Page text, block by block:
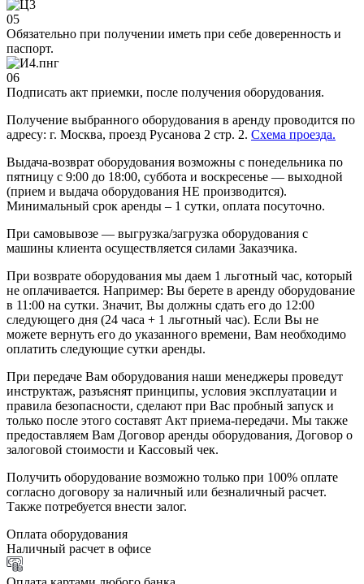
05
Обязательно при получении иметь при себе доверенность и
паспорт.
06
Подписать акт приемки, после получения оборудования.
Получение выбранного оборудования в аренду проводится по
адресу: г. Москва, проезд Русанова 2 стр. 2. Схема проезда.
Выдача-возврат оборудования возможны с понедельника по
пятницу с 9:00 до 18:00, суббота и воскресенье — выходной
(прием и выдача оборудования НЕ производится).
Минимальный срок аренды – 1 сутки, оплата посуточно.
При самовывозе — выгрузка/загрузка оборудования с
машины клиента осуществляется силами Заказчика.
При возврате оборудования мы даем 1 льготный час, который
не оплачивается. Например: Вы берете в аренду оборудование
в 11:00 на сутки. Значит, Вы должны сдать его до 12:00
следующего дня (24 часа + 1 льготный час). Если Вы не
можете вернуть его до указанного времени, Вам необходимо
оплатить следующие сутки аренды.
При передаче Вам оборудования наши менеджеры проведут
инструктаж, разъяснят принципы, условия эксплуатации и
правила безопасности, сделают при Вас пробный запуск и
только после этого составят Акт приема-передачи. Мы также
предоставляем Вам Договор аренды оборудования, Договор о
залоговой стоимости и Кассовый чек.
Получить оборудование возможно только при 100% оплате
согласно договору за наличный или безналичный расчет.
Также потребуется внести залог.
Оплата оборудования
Наличный расчет в офисе